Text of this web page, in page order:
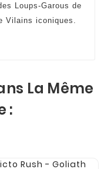
Loups-Garous de
Vilains iconiques.
La Même
: